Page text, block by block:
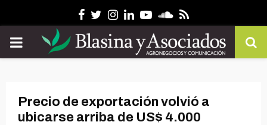
Facebook
Twitter
Instagram
Linkedin
YoutubeSoundcloud
Rss
PRIMARY
Precio de exportación volvió a
ubicarse arriba de US$ 4.000